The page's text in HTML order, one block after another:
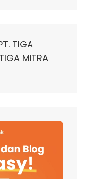
TIGA
MITRA